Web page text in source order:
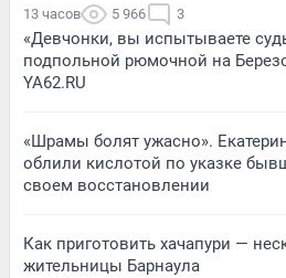
13 часов 5 966 3
«Девчонки, вы испытываете
подпольной рюмочной на
YA62.RU
«Шрамы болят ужасно».
облили кислотой по указке
своем восстановлении
Как приготовить хачапури —
жительницы Барнаула